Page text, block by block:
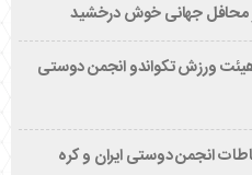
محافل جهانی خوش درخشید
ورزش تکواندو انجمن دوستی
انجمن دوستی ایران و کره